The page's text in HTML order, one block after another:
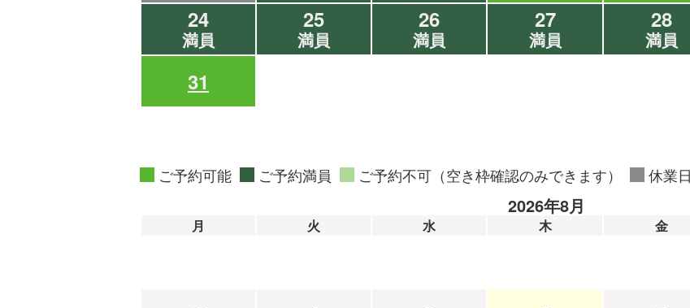
24
満員
25
満員
26
満員
27
満員
28
満員
31
ご予約可能 ご予約満員 ご予約不可（空き枠確認のみできます） 休業日
2026年8月
月 火 水 木 金